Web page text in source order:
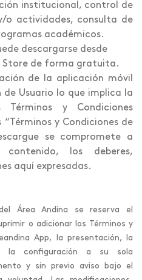
institucional, control de
o actividades, consulta de
académicos.
descargarse desde
Store de forma gratuita.
de la aplicación móvil
Usuario lo que implica la
y Condiciones
“Términos y Condiciones de
se compromete a
los deberes,
aquí expresadas.
Área Andina se reserva el
o adicionar los Términos y
App, la presentación, la
la configuración a su sola
y sin previo aviso bajo el